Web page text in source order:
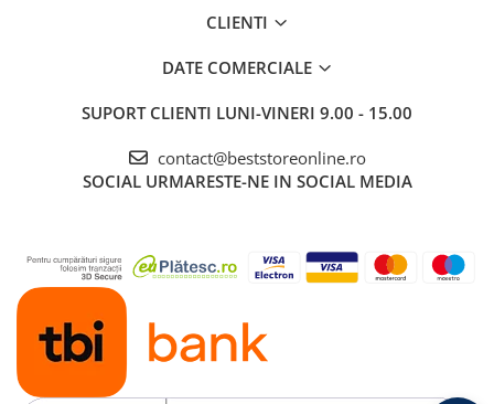
CLIENTI
DATE COMERCIALE
SUPORT CLIENTI LUNI-VINERI 9.00 - 15.00
contact@beststoreonline.ro
SOCIAL URMARESTE-NE IN SOCIAL MEDIA